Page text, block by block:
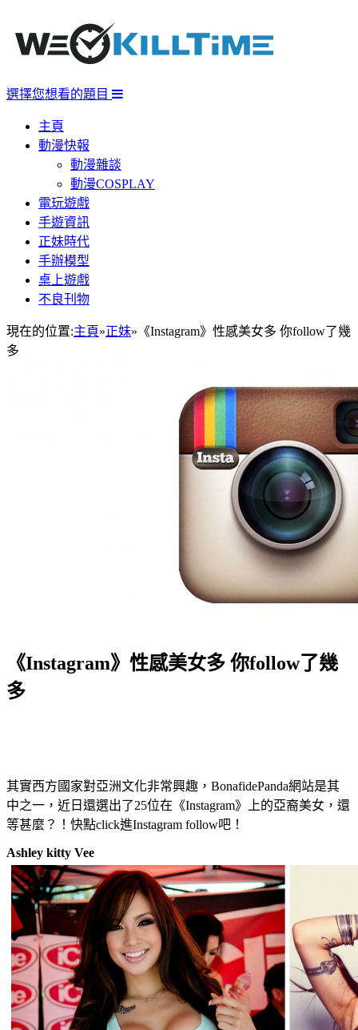
選擇您想看的題目
主頁
動漫快報
動漫雜談
動漫COSPLAY
電玩遊戲
手遊資訊
正妹時代
手辦模型
桌上遊戲
不良刊物
現在的位置:主頁»正妹» 《Instagram》性感美女多 你follow了幾
多
《Instagram》性感美女多 你follow了幾
多
其實西方國家對亞洲文化非常興趣，BonafidePanda網站是其
中之一，近日還選出了25位在《Instagram》上的亞裔美女，還
等甚麼？！快點click進Instagram follow吧！
Ashley kitty Vee